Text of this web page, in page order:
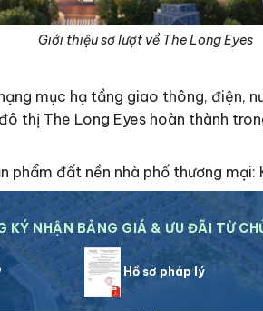
Giới thiệu sơ lượt về The Long Eyes
mục hạ tầng giao thông, điện,
thị The Long Eyes hoàn thành
đất nền nhà phố thương mại:
KÝ NHẬN BẢNG GIÁ & ƯU ĐÃI TỪ
Hồ sơ pháp lý